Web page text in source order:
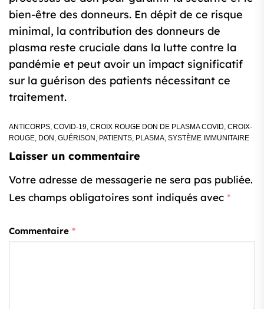
bien-être des donneurs. En dépit de ce risque
minimal, la contribution des donneurs de
plasma reste cruciale dans la lutte contre la
pandémie et peut avoir un impact significatif
sur la guérison des patients nécessitant ce
traitement.
ANTICORPS, COVID-19, CROIX ROUGE DON DE PLASMA COVID, CROIX-
ROUGE, DON , GUÉRISON , PATIENTS, PLASMA, SYSTÈME IMMUNITAIRE
Laisser un commentaire
Votre adresse de messagerie ne sera pas publiée.
Les champs obligatoires sont indiqués avec *
Commentaire *